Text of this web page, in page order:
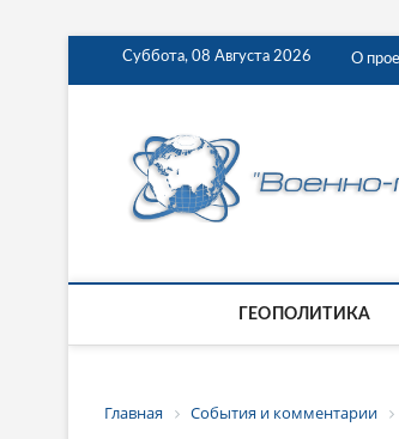
Суббота, 08 Августа 2026 О
ГЕОПОЛИТИКА
Главная События и комментарии